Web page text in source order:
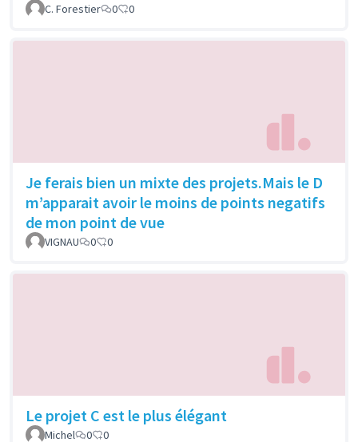
C. Forestier 0 0
Je ferais bien un mixte des projets.Mais le D
m’apparait avoir le moins de points negatifs
de mon point de vue
VIGNAU 0 0
Le projet C est le plus élégant
Michel 0 0